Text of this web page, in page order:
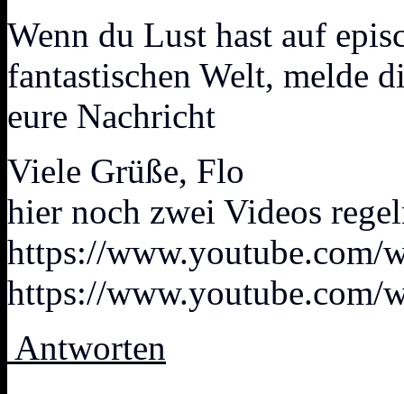
Wenn du Lust hast auf
fantastischen Welt, melde
eure Nachricht
Viele Grüße, Flo
hier noch zwei Videos
https://www.youtube.com/
https://www.youtube.com/
Antworten